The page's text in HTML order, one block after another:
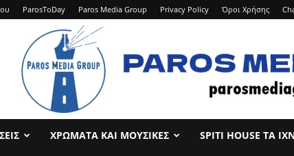
ParosToDay Paros Media Group Privacy Policy Όροι Χρήσης
ΧΡΏΜΑΤΑ ΚΑΙ ΜΟΥΣΙΚΈΣ SPITI HOUSE ΤΑ